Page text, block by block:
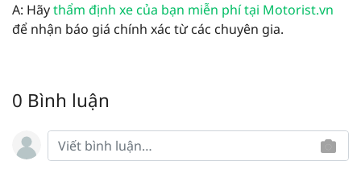
A: Hãythẩm định xe của bạn miễn phí tại Motorist.vn
để nhận báo giá chính xác từ các chuyên gia.
0 Bình luận